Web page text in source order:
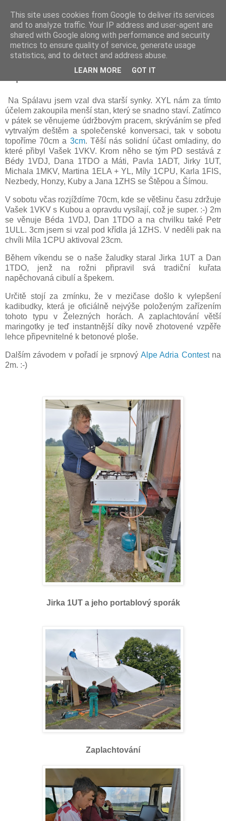
Prdec - Pardubice Hradec
Polní den 2022, OK1KPA, společenský
Na Spálavu jsem vzal dva starší synky. XYL nám za tímto
účelem zakoupila menší stan, který se snadno staví. Zatímco
v pátek se věnujeme údržbovým pracem, skrýváním se před
vytrvalým deštěm a společenské konversaci, tak v sobotu
topoříme 70cm a 3cm. Těší nás solidní účast omladiny, do
které přibyl Vašek 1VKV. Krom něho se tým PD sestává z
Bédy 1VDJ, Dana 1TDO a Máti, Pavla 1ADT, Jirky 1UT,
Michala 1MKV, Martina 1ELA + YL, Míly 1CPU, Karla 1FIS,
Nezbedy, Honzy, Kuby a Jana 1ZHS se Štěpou a Šímou.
V sobotu včas rozjíždíme 70cm, kde se většinu času zdržuje
Vašek 1VKV s Kubou a opravdu vysílají, což je super. :-) 2m
se věnuje Béda 1VDJ, Dan 1TDO a na chvilku také Petr
1ULL. 3cm jsem si vzal pod křídla já 1ZHS. V neděli pak na
chvíli Míla 1CPU aktivoval 23cm.
Během víkendu se o naše žaludky staral Jirka 1UT a Dan
1TDO, jenž na rožni připravil svá tradiční kuřata
napěchovaná cibulí a špekem.
Určitě stojí za zmínku, že v mezičase došlo k vylepšení
kadibudky, která je oficiálně nejvýše položeným zařízením
tohoto typu v Železných horách. A zaplachtování větší
maringotky je teď instantnější díky nově zhotovené vzpěře
lehce připevnitelné k betonové ploše.
Dalším závodem v pořadí je srpnový Alpe Adria Contestna
2m. :-)
Jirka 1UT a jeho portablový sporák
Zaplachtování
This site uses cookies from Google to deliver its services
and to analyze traffic. Your IP address and user-agent are
shared with Google along with performance and security
metrics to ensure quality of service, generate usage
statistics, and to detect and address abuse.
LEARN MORE GOT IT